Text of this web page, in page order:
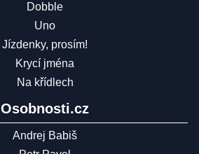
Dobble
Uno
Jízdenky, prosím!
Krycí jména
Na křídlech
Osobnosti.cz
Andrej Babiš